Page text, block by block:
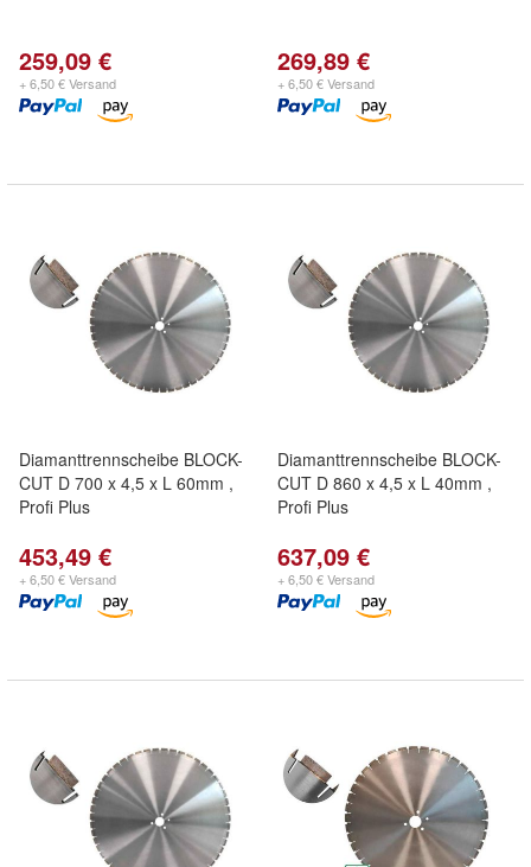
259,09 €
+ 6,50 € Versand
269,89 €
+ 6,50 € Versand
Diamanttrennscheibe BLOCK-
CUT D 700 x 4,5 x L 60mm ,
Profi Plus
453,49 €
+ 6,50 € Versand
Diamanttrennscheibe BLOCK-
CUT D 860 x 4,5 x L 40mm ,
Profi Plus
637,09 €
+ 6,50 € Versand